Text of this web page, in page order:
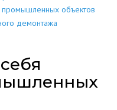
объектов
демонтажа